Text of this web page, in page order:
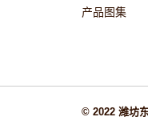
产品图集
© 2022 潍坊